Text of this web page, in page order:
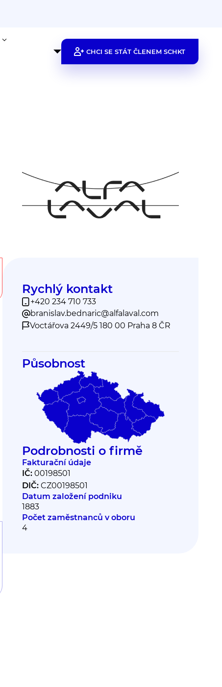
CHCI SE STÁT ČLENEM SCHKT
Rychlý kontakt
+420 234 710 733
branislav.bednaric@alfalaval.com
Voctářova 2449/5 180 00 Praha 8 ČR
Působnost
Podrobnosti o firmě
Fakturační údaje
IČ: 00198501
DIČ: CZ00198501
Datum založení podniku
1883
Počet zaměstnanců v oboru
4